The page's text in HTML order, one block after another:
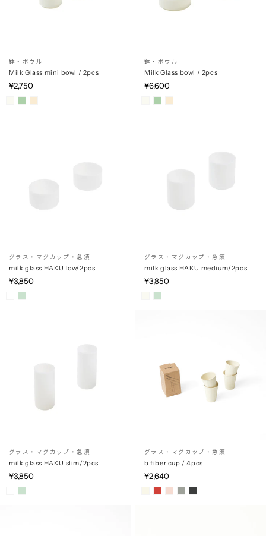
鉢・ボウル
Milk Glass mini bowl / 2pcs
¥2,750
鉢・ボウル
Milk Glass bowl / 2pcs
¥6,600
グラス・マグカップ・急須
milk glass HAKU low/2pcs
¥3,850
グラス・マグカップ・急須
milk glass HAKU medium/2pcs
¥3,850
グラス・マグカップ・急須
milk glass HAKU slim/2pcs
¥3,850
グラス・マグカップ・急須
b fiber cup / 4pcs
¥2,640